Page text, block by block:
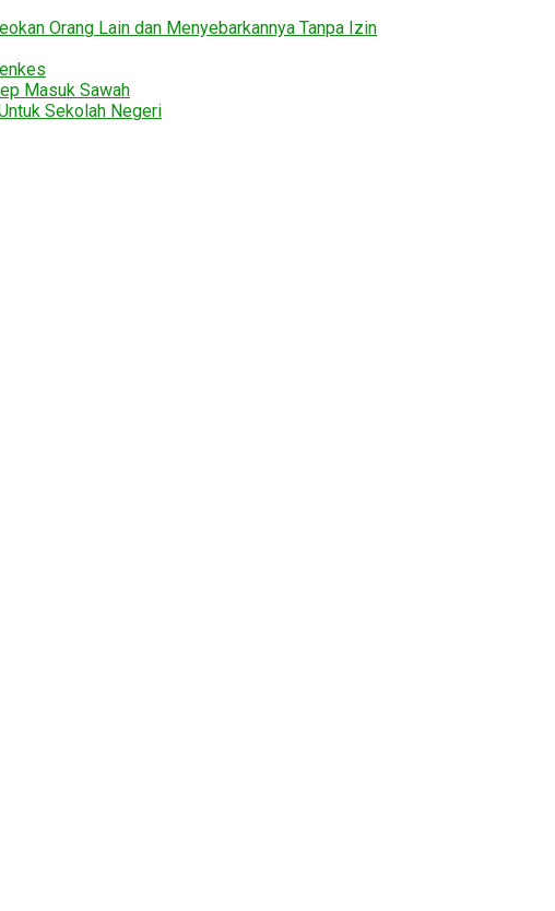
Orang Lain dan Menyebarkannya Tanpa Izin
Masuk Sawah
Sekolah Negeri